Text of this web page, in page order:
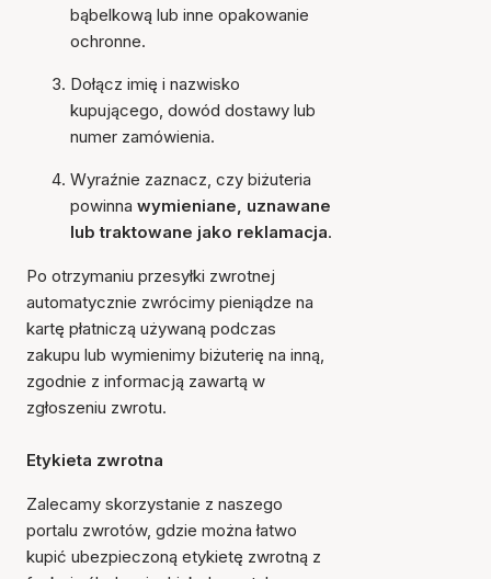
bąbelkową lub inne opakowanie
ochronne.
Dołącz imię i nazwisko
kupującego, dowód dostawy lub
numer zamówienia.
Wyraźnie zaznacz, czy biżuteria
powinna wymieniane, uznawane
lub traktowane jako reklamacja.
Po otrzymaniu przesyłki zwrotnej
automatycznie zwrócimy pieniądze na
kartę płatniczą używaną podczas
zakupu lub wymienimy biżuterię na inną,
zgodnie z informacją zawartą w
zgłoszeniu zwrotu.
Etykieta zwrotna
Zalecamy skorzystanie z naszego
portalu zwrotów, gdzie można łatwo
kupić ubezpieczoną etykietę zwrotną z